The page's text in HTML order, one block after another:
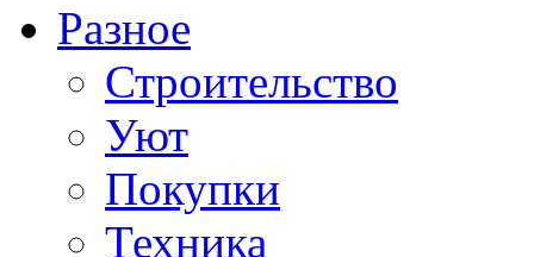
Разное
Строительство
Уют
Покупки
Техника